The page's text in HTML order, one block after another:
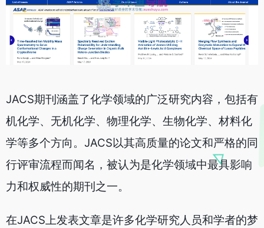
JACS期刊涵盖了化学领域的广泛研究内容，包括有
机化学、无机化学、物理化学、生物化学、材料化
学等多个方向。JACS以其高质量的论文和严格的同
行评审流程而闻名，被认为是化学领域中最具影响
力和权威性的期刊之一。
在JACS上发表文章是许多化学研究人员和学者的梦